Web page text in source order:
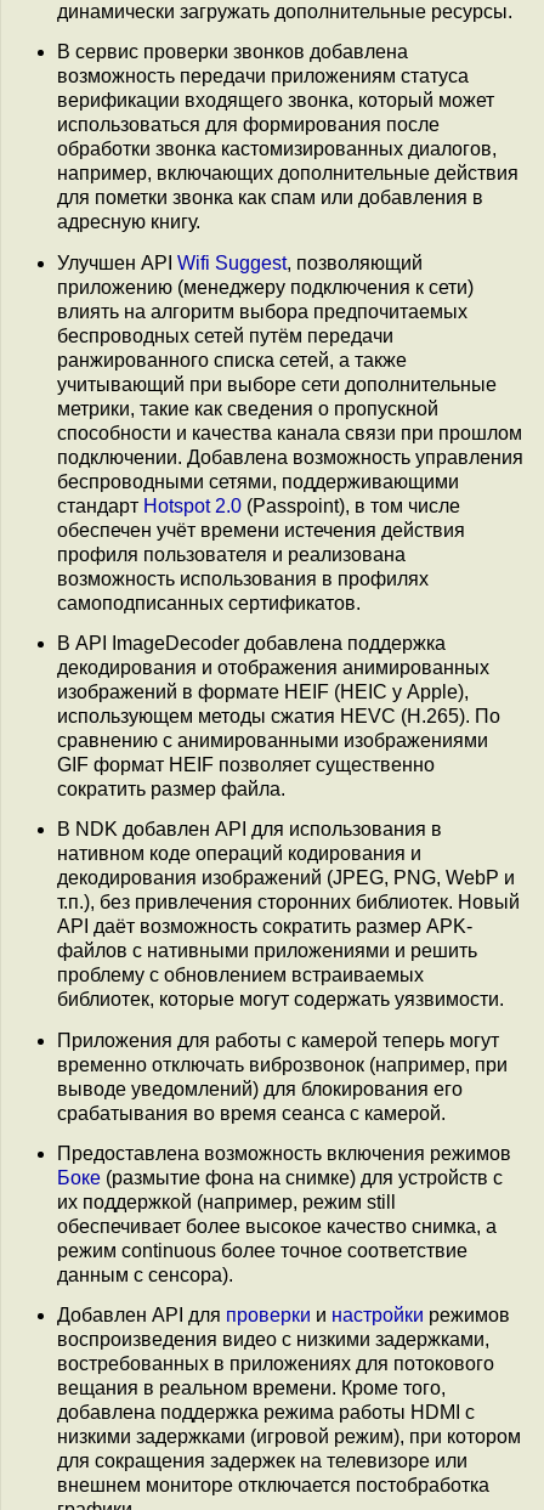
динамически загружать дополнительные ресурсы.
В сервис проверки звонков добавлена
возможность передачи приложениям статуса
верификации входящего звонка, который может
использоваться для формирования после
обработки звонка кастомизированных диалогов,
например, включающих дополнительные действия
для пометки звонка как спам или добавления в
адресную книгу.
Улучшен API Wifi Suggest, позволяющий
приложению (менеджеру подключения к сети)
влиять на алгоритм выбора предпочитаемых
беспроводных сетей путём передачи
ранжированного списка сетей, а также
учитывающий при выборе сети дополнительные
метрики, такие как сведения о пропускной
способности и качества канала связи при прошлом
подключении. Добавлена возможность управления
беспроводными сетями, поддерживающими
стандарт Hotspot 2.0 (Passpoint), в том числе
обеспечен учёт времени истечения действия
профиля пользователя и реализована
возможность использования в профилях
самоподписанных сертификатов.
В API ImageDecoder добавлена поддержка
декодирования и отображения анимированных
изображений в формате HEIF (HEIC у Apple),
использующем методы сжатия HEVC (H.265). По
сравнению с анимированными изображениями
GIF формат HEIF позволяет существенно
сократить размер файла.
В NDK добавлен API для использования в
нативном коде операций кодирования и
декодирования изображений (JPEG, PNG, WebP и
т.п.), без привлечения сторонних библиотек. Новый
API даёт возможность сократить размер APK-
файлов с нативными приложениями и решить
проблему с обновлением встраиваемых
библиотек, которые могут содержать уязвимости.
Приложения для работы с камерой теперь могут
временно отключать виброзвонок (например, при
выводе уведомлений) для блокирования его
срабатывания во время сеанса с камерой.
Предоставлена возможность включения режимов
Боке (размытие фона на снимке) для устройств с
их поддержкой (например, режим still
обеспечивает более высокое качество снимка, а
режим continuous более точное соответствие
данным с сенсора).
Добавлен API для проверки и настройки режимов
воспроизведения видео с низкими задержками,
востребованных в приложениях для потокового
вещания в реальном времени. Кроме того,
добавлена поддержка режима работы HDMI с
низкими задержками (игровой режим), при котором
для сокращения задержек на телевизоре или
внешнем мониторе отключается постобработка